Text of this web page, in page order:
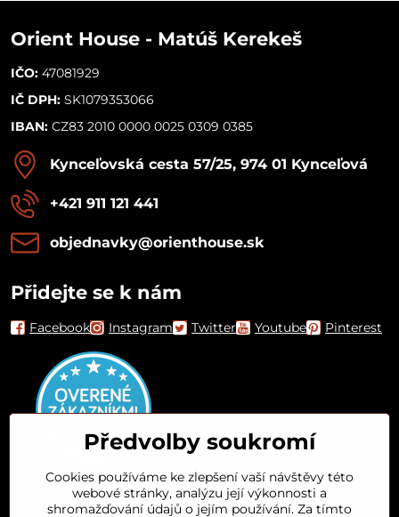
Orient House - Matúš Kerekeš
IČO: 47081929
IČ DPH: SK1079353066
IBAN: CZ83 2010 0000 0025 0309 0385
Kynceľovská cesta 57/25, 974 01 Kynceľová
+421 911 121 441
objednavky​@orienthouse​.sk
Přidejte se k nám
Facebook Instagram Twitter Youtube Pinterest
Orient House
Předvolby soukromí
Cookies používáme ke zlepšení vaší návštěvy této
webové stránky, analýzu její výkonnosti a
shromažďování údajů o jejím používání. Za tímto